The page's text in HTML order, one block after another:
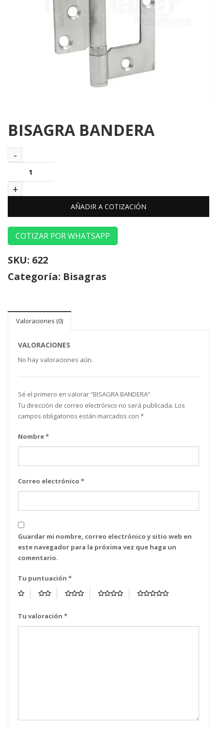
BISAGRA BANDERA
AÑADIR A COTIZACIÓN
COTIZAR POR WHATSAPP
SKU: 622
Categoría: Bisagras
Valoraciones (0)
VALORACIONES
No hay valoraciones aún.
Sé el primero en valorar “BISAGRA BANDERA”
Tu dirección de correo electrónico no será publicada. Los
campos obligatorios están marcados con *
Nombre*
Correo electrónico *
Guardar mi nombre, correo electrónico y sitio web en
este navegador para la próxima vez que haga un
comentario.
Tu puntuación *
Tu valoración *